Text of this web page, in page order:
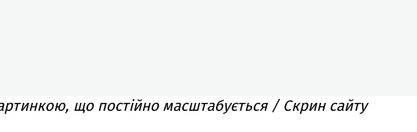
що постійно масштабується / Скрин сайту